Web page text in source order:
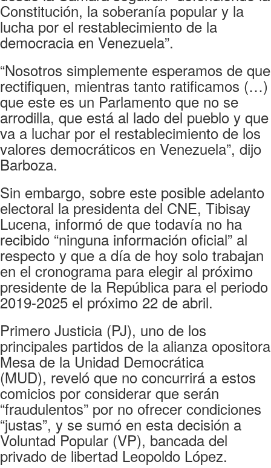
Constitución, la soberanía popular y la
lucha por el restablecimiento de la
democracia en Venezuela”.
“Nosotros simplemente esperamos de que
rectifiquen, mientras tanto ratificamos (…)
que este es un Parlamento que no se
arrodilla, que está al lado del pueblo y que
va a luchar por el restablecimiento de los
valores democráticos en Venezuela”, dijo
Barboza.
Sin embargo, sobre este posible adelanto
electoral la presidenta del CNE, Tibisay
Lucena, informó de que todavía no ha
recibido “ninguna información oficial” al
respecto y que a día de hoy solo trabajan
en el cronograma para elegir al próximo
presidente de la República para el periodo
2019-2025 el próximo 22 de abril.
Primero Justicia (PJ), uno de los
principales partidos de la alianza opositora
Mesa de la Unidad Democrática
(MUD), reveló que no concurrirá a estos
comicios por considerar que serán
“fraudulentos” por no ofrecer condiciones
“justas”, y se sumó en esta decisión a
Voluntad Popular (VP), bancada del
privado de libertad Leopoldo López.